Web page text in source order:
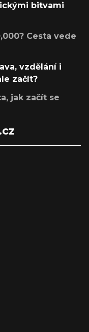
bitvami
Cesta vede
vzdělání i
začít?
jak začít se